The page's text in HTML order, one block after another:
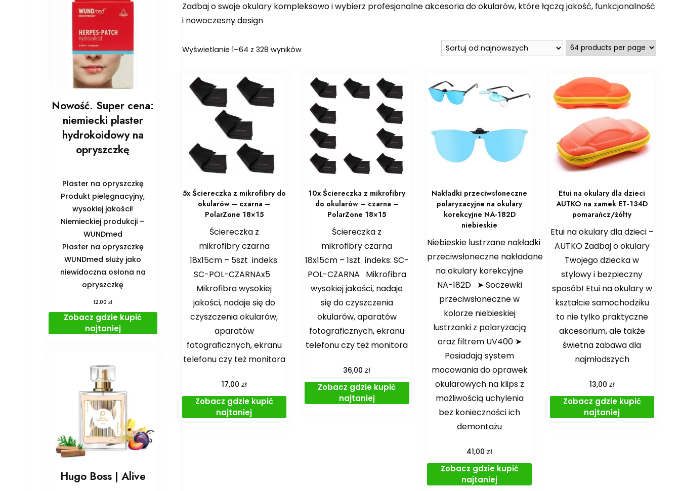
Zadbaj o swoje okulary kompleksowo i wybierz profesjonalne akcesoria do okularów, które łączą jakość, funkcjonalność
i nowoczesny design
Wyświetlanie 1–64 z 328 wynikówPosortowane
5x Ściereczka z mikrofibry do
okularów – czarna –
PolarZone 18×15
Ściereczka z
mikrofibry czarna
18x15cm – 5szt indeks:
SC-POL-CZARNAx5
Mikrofibra wysokiej
jakości, nadaje się do
czyszczenia okularów,
aparatów
fotograficznych, ekranu
telefonu czy też monitora
17,00 zł
Zobacz gdzie kupić
najtaniej
10x Ściereczka z mikrofibry
do okularów – czarna –
PolarZone 18×15
Ściereczka z
mikrofibry czarna
18x15cm – 1szt indeks: SC-
POL-CZARNA Mikrofibra
wysokiej jakości, nadaje
się do czyszczenia
okularów, aparatów
fotograficznych, ekranu
telefonu czy też monitora
36,00zł
Zobacz gdzie kupić
najtaniej
Nakładki przeciwsłoneczne
polaryzacyjne na okulary
korekcyjne NA-182D
niebieskie
Niebieskie lustrzane nakładki
przeciwsłoneczne nakładane
na okulary korekcyjne
NA-182D ➤ Soczewki
przeciwsłoneczne w
kolorze niebieskiej
lustrzanki z polaryzacją
oraz filtrem UV400 ➤
Posiadają system
mocowania do oprawek
okularowych na klips z
możliwością uchylenia
bez konieczności ich
demontażu
41,00zł
Zobacz gdzie kupić
najtaniej
Etui na okulary dla dzieci
AUTKO na zamek ET-134D
pomarańcz/żółty
Etui na okulary dla dzieci –
AUTKO Zadbaj o okulary
Twojego dziecka w
stylowy i bezpieczny
sposób! Etui na okulary w
kształcie samochodziku
to nie tylko praktyczne
akcesorium, ale także
świetna zabawa dla
najmłodszych
13,00 zł
Zobacz gdzie kupić
najtaniej
Nowość. Super cena:
niemiecki plaster
hydrokoidowy na
opryszczkę
Plaster na opryszczkę
Produkt pielęgnacyjny,
wysokiej jakości!
Niemieckiej produkcji –
WUNDmed
Plaster na opryszczkę
WUNDmed służy jako
niewidoczna osłona na
opryszczkę
12,00zł
Zobacz gdzie kupić
najtaniej
Hugo Boss | Alive